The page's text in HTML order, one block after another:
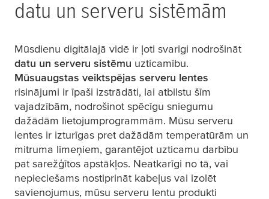
datu un serveru sistēmām
Mūsdienu digitālajā vidē ir ļoti svarīgi nodrošināt
datu un serveru sistēmu uzticamību.
Mūsuaugstas veiktspējas serveru lentes
risinājumi ir īpaši izstrādāti, lai atbilstu šīm
vajadzībām, nodrošinot spēcīgu sniegumu
dažādām lietojumprogrammām. Mūsu serveru
lentes ir izturīgas pret dažādām temperatūrām un
mitruma līmeņiem, garantējot uzticamu darbību
pat sarežģītos apstākļos. Neatkarīgi no tā, vai
nepieciešams nostiprināt kabeļus vai izolēt
savienojumus, mūsu serveru lentu produkti